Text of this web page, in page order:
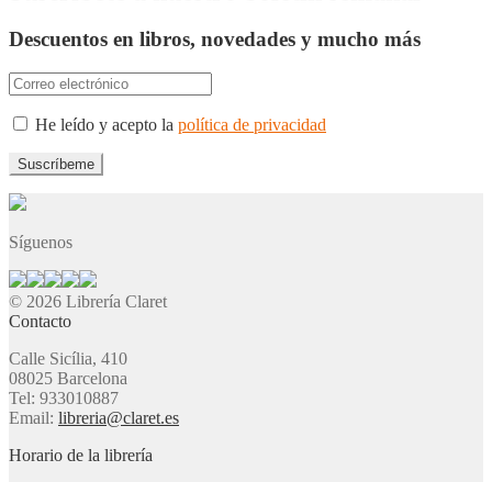
Descuentos en libros, novedades y mucho más
He leído y acepto la política de privacidad
Síguenos
© 2026 Librería Claret
Contacto
Calle Sicília, 410
08025 Barcelona
Tel: 933010887
Email: libreria@claret.es
Horario de la librería